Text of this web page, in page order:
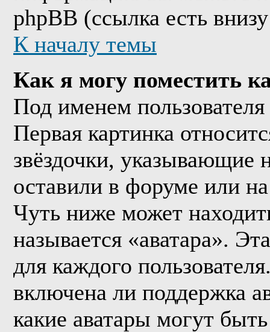
phpBB (ссылка есть
К началу темы
Как я могу поместить
Под именем
Первая картинка
звёздочки, указывающие
оставили в форуме или
Чуть ниже может
называется «аватара».
для каждого
включена ли поддержка
какие аватары могут